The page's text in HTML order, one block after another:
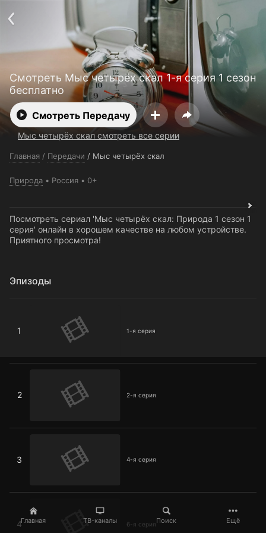
Главная ТВ-каналы Поиск Ещё
Смотреть Мыс четырёх скал 1-я серия 1 сезон
бесплатно
Смотреть Передачу
Мыс четырёх скал смотреть все серии
Главная / Передачи / Мыс четырёх скал
Природа Россия 0+
Посмотреть сериал 'Мыс четырёх скал: Природа 1 сезон 1
серия' онлайн в хорошем качестве на любом устройстве.
Приятного просмотра!
Эпизоды
1 1-я серия
2 2-я серия
3 4-я серия
4 6-я серия
Пользовательское соглашение
Политика конфиденциальности
Для партнёров
Открыть приложение
Ввести промокод
Установить на ТВ
Бесплатные каналы Контакты